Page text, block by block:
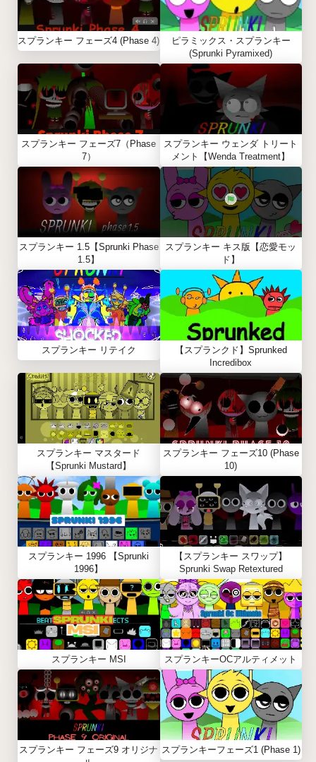
スプランキー フェーズ4 (Phase 4)
ピラミックス・スプランキー
(Sprunki Pyramixed)
スプランキー フェーズ7（Phase
7）
スプランキー ウェンダ トリート
メント【Wenda Treatment】
スプランキー 1.5【Sprunki Phase
1.5】
スプランキー キス版【恋愛モッ
ド】
スプランキー リテイク
【スプランクド】Sprunked
Incredibox
スプランキー マスタード
【Sprunki Mustard】
スプランキー フェーズ10 (Phase
10)
スプランキー 1996 【Sprunki
1996】
【スプランキー スワップ】
Sprunki Swap Retextured
スプランキー MSI スプランキーOCアルティメット
スプランキー フェーズ9 オリジナ スプランキーフェーズ1 (Phase 1)